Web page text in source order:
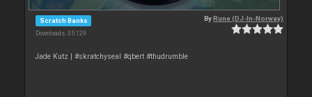
Scratch Banks
Downloads: 35 129
ByRune (DJ-In-Norway)
Jade Kutz | #skratchyseal #qbert #thudrumble